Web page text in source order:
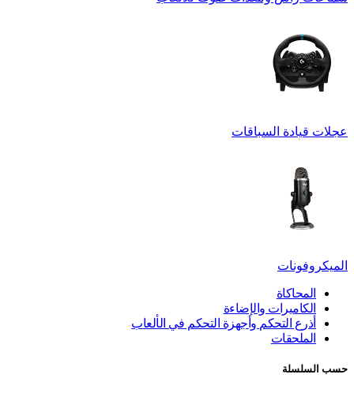
عجلات قيادة السباقات
الميكروفونات
المحاكاة
الكاميرات والإضاءة
أذرع التحكم وأجهزة التحكم في الألعاب
الملحقات
حسب السلسلة